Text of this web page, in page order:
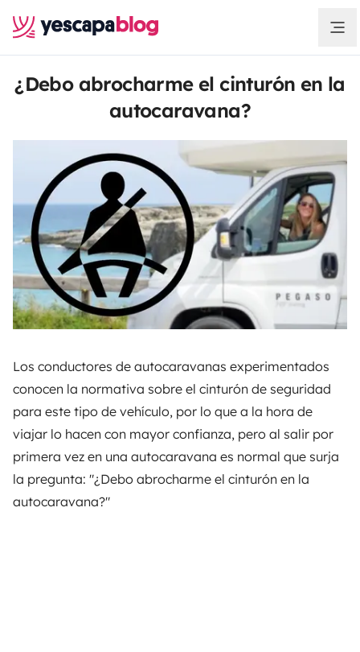
¿Debo abrocharme el cinturón en la
autocaravana?
Los conductores de autocaravanas experimentados
conocen la normativa sobre el cinturón de seguridad
para este tipo de vehículo, por lo que a la hora de
viajar lo hacen con mayor confianza, pero al salir por
primera vez en una autocaravana es normal que surja
la pregunta: "¿Debo abrocharme el cinturón en la
autocaravana?"